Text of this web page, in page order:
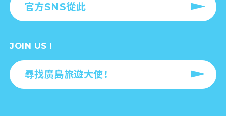
官方SNS從此
JOIN US !
尋找廣島旅遊大使！